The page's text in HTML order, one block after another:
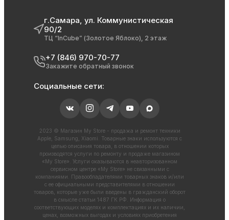
г.Самара, ул. Коммунистическая
90/2
ТЦ “InCube” (Золотое Яблоко), 2 этаж
+7 (846) 970-70-77
Закажите обратный звонок
Социальные сети:
2023 © Магазин My Store - продажа и ремонт техники
Apple, Samsung, Xiaomi. Товарные знаки используются с
целью описания товара, в отношении которых
производятся услуги по ремонту и продаже магазином
«My Store». Услуги оказываются в неавторизованном
сервисном центре «My Store» не связанными с
компаниями. Правообладателями товарных знаков и/или
с ее официальными представителями в отношении
товаров, которые уже были введены в гражданский оборот
в смысле статьи 1487 ГК РФ. Информация о
соответствующих моделях и комплектациях и их наличии,
ценах, возможных выгодах и условиях приобретения